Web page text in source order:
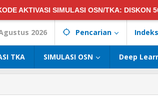
OSN/TKA:DISKON 50%! • HANYA
2026 Pencarian
TKA SIMULASI OSN Deep